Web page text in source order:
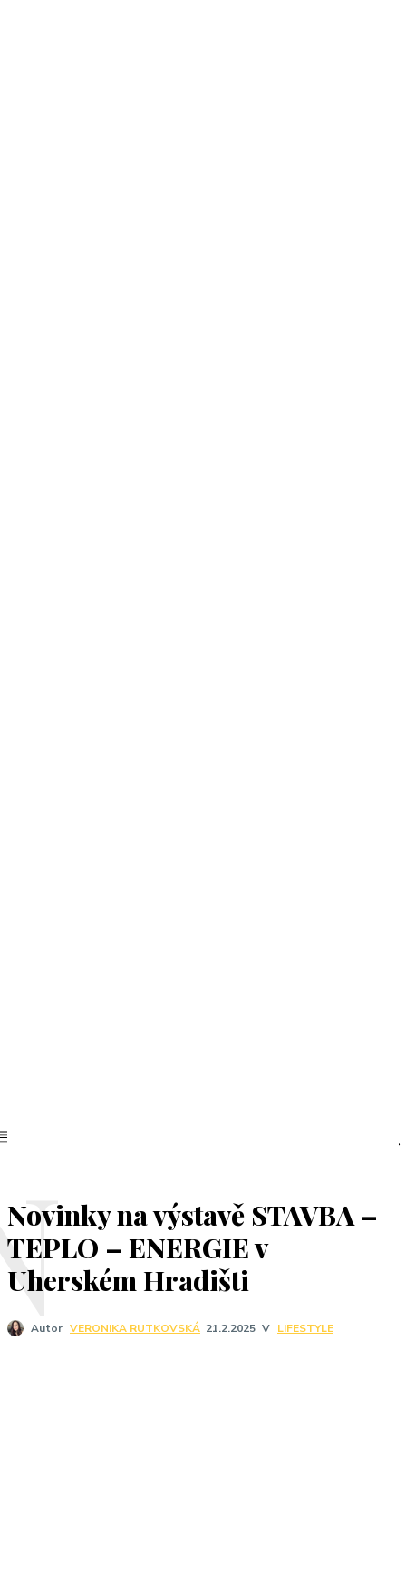
Novinky na výstavě STAVBA –
TEPLO – ENERGIE v
Uherském Hradišti
Autor VERONIKA RUTKOVSKÁ 21.2.2025 V LIFESTYLE